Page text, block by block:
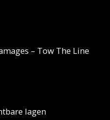
– Tow The Line
lagen